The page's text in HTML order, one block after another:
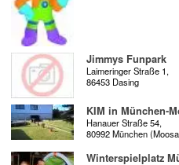
Jimmys Funpark
Laimeringer Straße 1,
86453 Dasing
KIM in München-
Hanauer Straße 54,
80992 München
Winterspielplatz